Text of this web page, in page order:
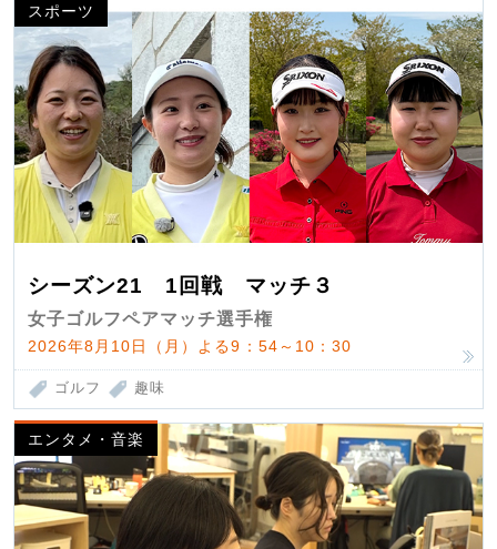
スポーツ
シーズン21 1回戦 マッチ３
女子ゴルフペアマッチ選手権
2026年8月10日（月）よる9：54～10：30
ゴルフ 趣味
エンタメ・音楽